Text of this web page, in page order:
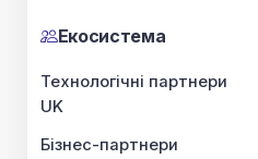
Екосистема
Технологічні партнери
UK
Бізнес-партнери